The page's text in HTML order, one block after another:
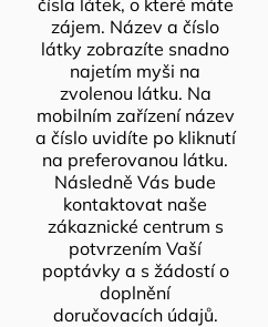
zájem. Název a číslo
látky zobrazíte snadno
najetím myši na
zvolenou látku. Na
mobilním zařízení název
a číslo uvidíte po kliknutí
na preferovanou látku.
Následně Vás bude
kontaktovat naše
zákaznické centrum s
potvrzením Vaší
poptávky a s žádostí o
doplnění
doručovacích údajů.